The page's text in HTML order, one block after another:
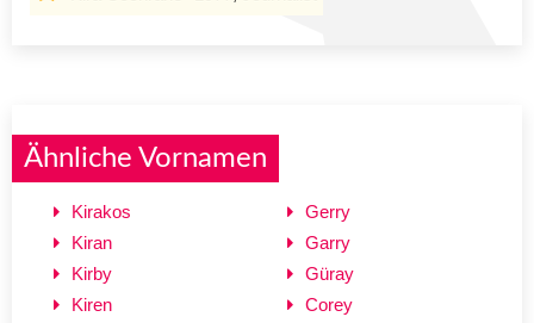
Ähnliche Vornamen
Kirakos
Kiran
Kirby
Kiren
Gerry
Garry
Güray
Corey